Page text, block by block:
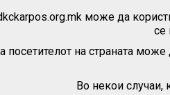
може да
се
посетителот на страната
Во некои случаи,